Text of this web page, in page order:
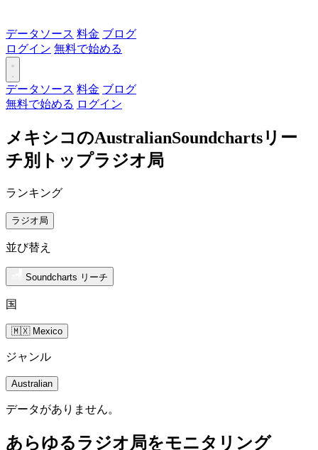
データソース 料金 ブログ
ログイン 無料で始める
データソース 料金 ブログ
無料で始める ログイン
メキシコのAustralianSoundchartsリー
チ別トップラジオ局
ランキング
ラジオ局
並び替え
Soundcharts リーチ
国
🇲🇽 Mexico
ジャンル
Australian
データがありません。
あらゆるラジオ局をモニタリング